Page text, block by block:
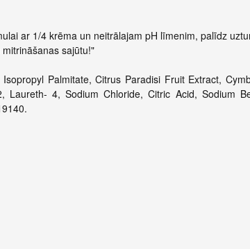
ar 1/4 krēma un neitrālajam pH līmenim, palīdz
sajūtu!"
Palmitate, Citrus Paradisi Fruit Extract,
Laureth- 4, Sodium Chloride, Citric Acid, Sodium